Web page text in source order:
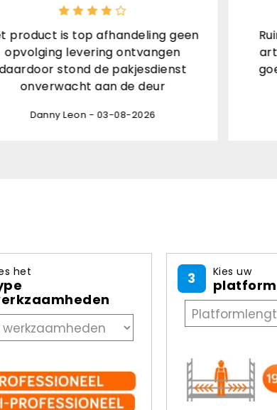
geen
de deur
2026
Ruime keuze, goede
artikelen, snelle
goede informatie,
Hilda Kuijper - 03-
het 3 Kies uw